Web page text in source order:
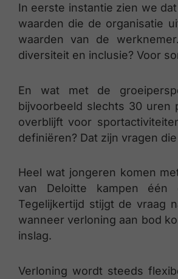
In eerste instantie zien we
waarden die de organisatie
waarden van de
diversiteit en inclusie? Voor
En wat met de
bijvoorbeeld slechts 30 uren
overblijft voor
definiëren? Dat zijn vragen
Heel wat jongeren komen
van Deloitte kampen één
Tegelijkertijd stijgt de vraag
wanneer verloning aan bod
inslag.
Verloning wordt steeds